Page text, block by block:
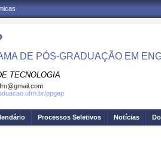
DE PÓS-GRADUAÇÃO EM
TECNOLOGIA
ppgep
Processos Seletivos Notícias